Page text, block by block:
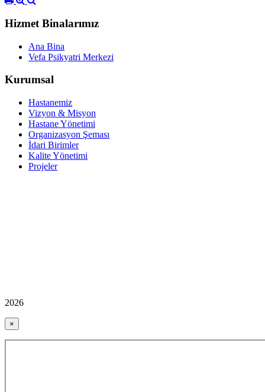
Hizmet Binalarımız
Ana Bina
Vefa Psikyatri Merkezi
Kurumsal
Hastanemiz
Vizyon & Misyon
Hastane Yönetimi
Organizasyon Şeması
İdari Birimler
Kalite Yönetimi
Projeler
2026
×